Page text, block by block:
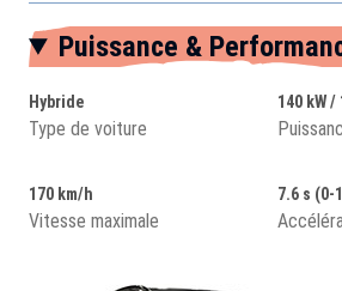
Puissance &
Hybride
Type de voiture
140 kW /
170 km/h
Vitesse maximale
7.6 s (0-